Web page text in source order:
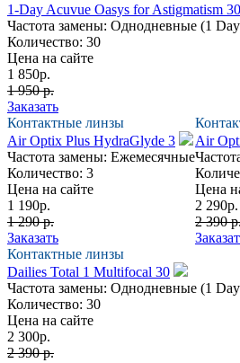
1-Day Acuvue Oasys for Astigmatism 30
Частота замены: Однодневные (1
Количество: 30
Цена на сайте
1 850р.
1 950 р.
Заказать
Контактные линзы
Air Optix Plus HydraGlyde 3
Частота замены: Ежемесячные
Количество: 3
Цена на сайте
1 190р.
1 290 р.
Заказать
Air
Цена
2 290р.
2 390
Контактные линзы
Dailies Total 1 Multifocal 30
Частота замены: Однодневные (1
Количество: 30
Цена на сайте
2 300р.
2 390 р.